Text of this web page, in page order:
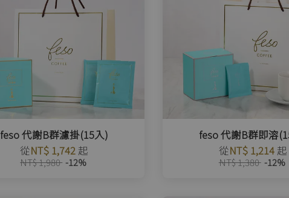
feso 代謝B群濾掛(15入)
從NT$ 1,742 起
NT$ 1,980 -12%
feso 代謝B群即溶
從NT$ 1,214 起
NT$ 1,380 -12%